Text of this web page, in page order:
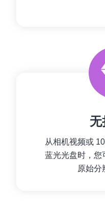
无
从相机视频或
蓝光光盘时，您
原始分